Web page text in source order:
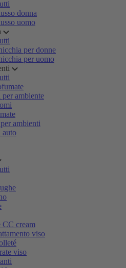
donna
uomo
per donne
per uomo
ambiente
ambienti
auto
CC cream
viso
viso